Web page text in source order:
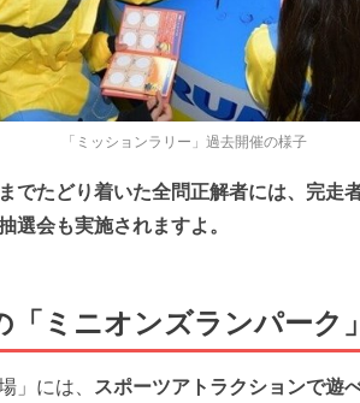
「ミッションラリー」過去開催の様子
でたどり着いた全問正解者には、完走
選会も実施されますよ。
ミニオンズランパーク
」には、
スポーツアトラクションで遊